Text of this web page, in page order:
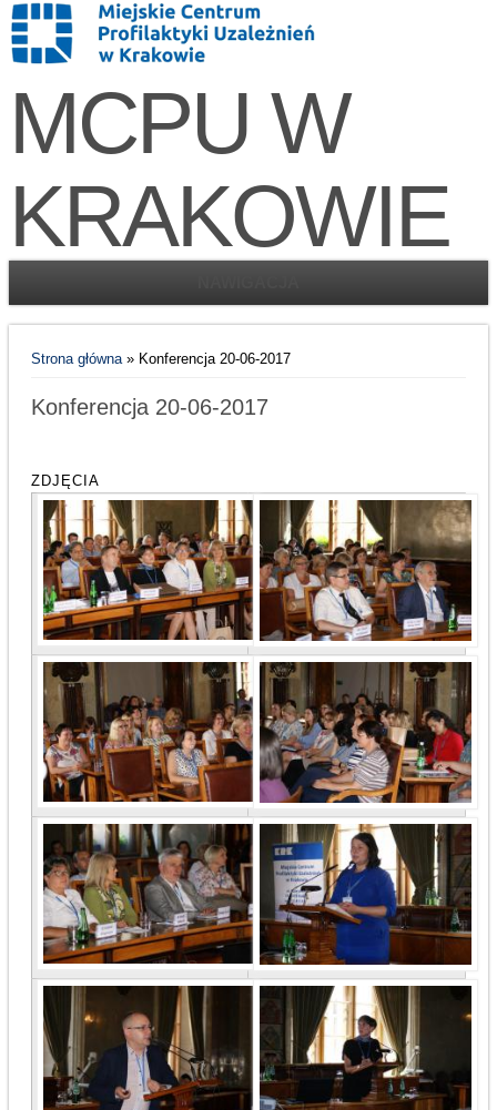
MCPU W
KRAKOWIE
Strona główna» Konferencja 20-06-2017
Konferencja 20-06-2017
ZDJĘCIA